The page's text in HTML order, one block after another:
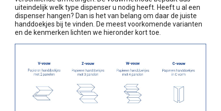
uiteindelijk welk type dispenser u nodig heeft. Heeft u al een
dispenser hangen? Dan is het van belang om daar de juiste
handdoekjes bij te vinden. De meest voorkomende varianten
en de kenmerken lichten we hieronder kort toe.